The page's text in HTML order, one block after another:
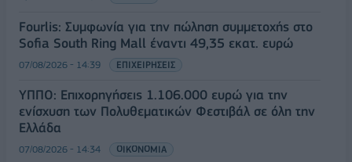
Fourlis: Συμφωνία για την πώληση συμμετοχής στο
Sofia South Ring Mall έναντι 49,35 εκατ. ευρώ
07/08/2026 - 14:39 ΕΠΙΧΕΙΡΗΣΕΙΣ
ΥΠΠΟ: Επιχορηγήσεις 1.106.000 ευρώ για την
ενίσχυση των Πολυθεματικών Φεστιβάλ σε όλη την
Ελλάδα
07/08/2026 - 14:34 ΟΙΚΟΝΟΜΙΑ